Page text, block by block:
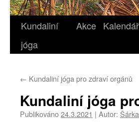
Kundaliní
jóga
Akce Kalendář
← Kundaliní jóga pro zdraví orgánů
Kundaliní jóga
Publikováno24.3.2021 | Autor: